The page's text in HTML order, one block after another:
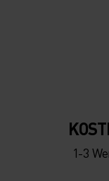
-
-
1-3